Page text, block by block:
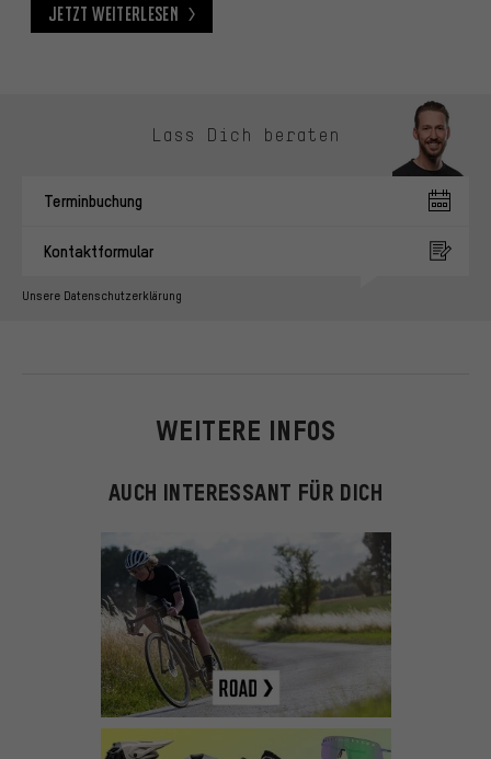
Jetzt weiterlesen
Lass Dich beraten
Terminbuchung
Kontaktformular
Unsere Datenschutzerklärung
WEITERE INFOS
AUCH INTERESSANT FÜR DICH